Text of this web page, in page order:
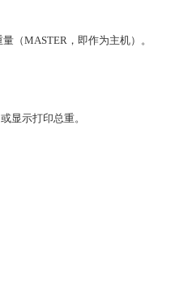
（MASTER，即作为主机）。
显示打印总重。